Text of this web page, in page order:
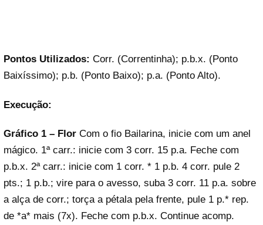
Pontos Utilizados: Corr. (Correntinha); p.b.x. (Ponto
Baixíssimo); p.b. (Ponto Baixo); p.a. (Ponto Alto).
Execução:
Gráfico 1 – Flor Com o fio Bailarina, inicie com um anel
mágico. 1ª carr.: inicie com 3 corr. 15 p.a. Feche com
p.b.x. 2ª carr.: inicie com 1 corr. * 1 p.b. 4 corr. pule 2
pts.; 1 p.b.; vire para o avesso, suba 3 corr. 11 p.a. sobre
a alça de corr.; torça a pétala pela frente, pule 1 p.* rep.
de *a* mais (7x). Feche com p.b.x. Continue acomp.